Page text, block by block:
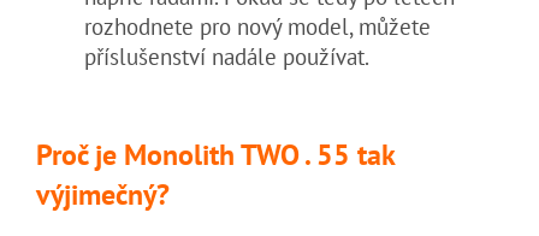
rozhodnete pro nový model, můžete
příslušenství nadále používat.
Proč je Monolith TWO . 55 tak
výjimečný?